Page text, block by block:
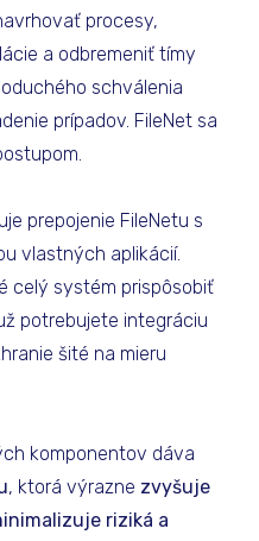
procesy,
a odbremeniť tímy
schválenia
prípadov. FileNet sa
prepojenie FileNetu s
vlastných aplikácií.
celý systém prispôsobiť
potrebujete integráciu
šité na mieru
komponentov dáva
, ktorá výrazne zvyšuje
riziká a